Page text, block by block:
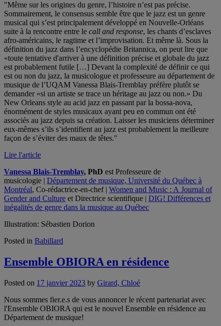
"Même sur les origines du genre, l’histoire n’est pas précise.
Sommairement, le consensus semble être que le jazz est un genre
musical qui s’est principalement développé en Nouvelle-Orléans
suite à la rencontre entre le call and response, les chants d’esclaves
afro-américains, le ragtime et l’improvisation. Et même là. Sous la
définition du jazz dans l’encyclopédie Britannica, on peut lire que
«toute tentative d'arriver à une définition précise et globale du jazz
est probablement futile […] Devant la complexité de définir ce qui
est ou non du jazz, la musicologue et professeure au département de
musique de l’UQAM Vanessa Blais-Tremblay préfère plutôt se
demander «si un artiste se trace un héritage au jazz ou non.» Du
New Orleans style au acid jazz en passant par la bossa-nova,
énormément de styles musicaux ayant peu en commun ont été
associés au jazz depuis sa création. Laisser les musiciens déterminer
eux-mêmes s’ils s’identifient au jazz est probablement la meilleure
façon de s’éviter des maux de têtes."
Lire l'article
Vanessa Blais-Tremblay, PhD est Professeure de
musicologie | Département de musique, Université du Québec à
Montréal, Co-rédactrice-en-chef | Women and Music : A Journal of
Gender and Culture et Directrice scientifique | DIG! Différences et
inégalités de genre dans la musique au Québec
Illustration: Sébastien Dorion
Posted in Babillard
Ensemble OBIORA en résidence
Posted on 17 janvier 2023 by Girard, Chloé
Nous sommes fier.e.s de vous annoncer le récent partenariat avec
l'Ensemble OBIORA qui est le nouvel Ensemble en résidence au
Département de musique!